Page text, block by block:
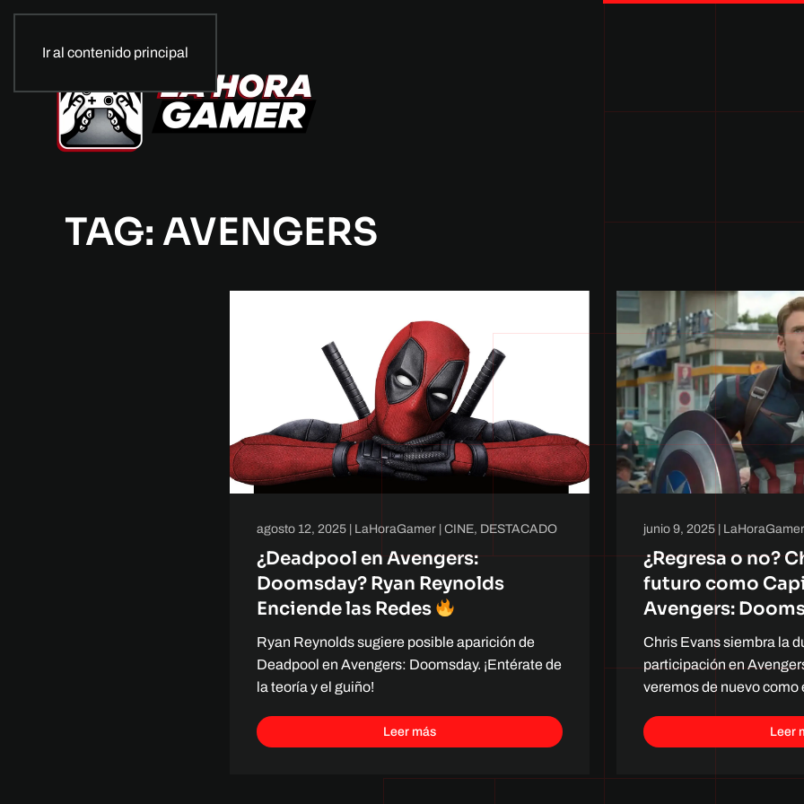
Ir al contenido principal
TAG: AVENGERS
agosto 12, 2025| LaHoraGamer| CINE, DESTACADO
¿Deadpool en Avengers:
Doomsday? Ryan Reynolds
Enciende las Redes
Ryan Reynolds sugiere posible aparición de
Deadpool en Avengers: Doomsday. ¡Entérate de
la teoría y el guiño!
Leer más
junio 9, 2025 | LaHoraGamer
¿Regresa o no?
futuro como
Avengers:
Chris Evans siembra la
participación en
veremos de nuevo como
Leer